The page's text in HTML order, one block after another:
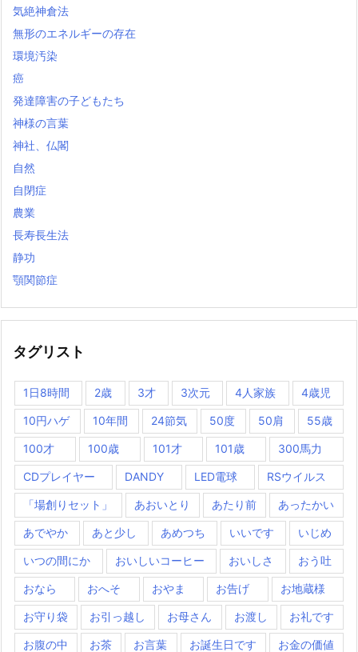
気絶神倉法
無形のエネルギーの存在
環境汚染
癌
発達障害の子どもたち
神様の言葉
神社、仏閣
自然
自閉症
農業
長寿長生法
静功
顎関節症
タグリスト
1日8時間 2歳 3才 3次元 4人家族 4歳児
10円ハゲ 10年間 24節気 50度 50肩 55歳
100才 100歳 101才 101歳 300馬力
CDプレイヤー DANDY LED電球 RSウイルス
「場創りセット」 あおいとり あたり前 あったかい
あでやか あと少し あめつち いいです いじめ
いつの間にか おいしいコーヒー おいしさ おう吐
おなら おへそ おやま お告げ お地蔵様
お守り袋 お引っ越し お母さん お渡し お礼です
お腹の中 お茶 お言葉 お誕生日です お金の価値